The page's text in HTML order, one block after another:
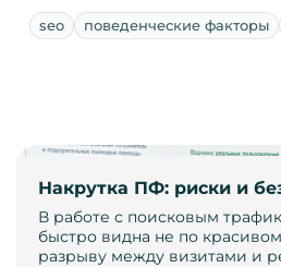
seo поведенческие факторы
Накрутка ПФ: риски и
В работе с поисковым
быстро видна не по
разрыву между визитами и